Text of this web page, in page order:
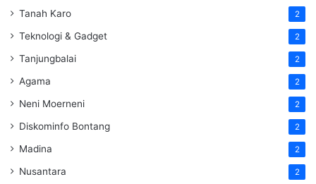
Tanah Karo 2
Teknologi & Gadget 2
Tanjungbalai 2
Agama 2
Neni Moerneni 2
Diskominfo Bontang 2
Madina 2
Nusantara 2